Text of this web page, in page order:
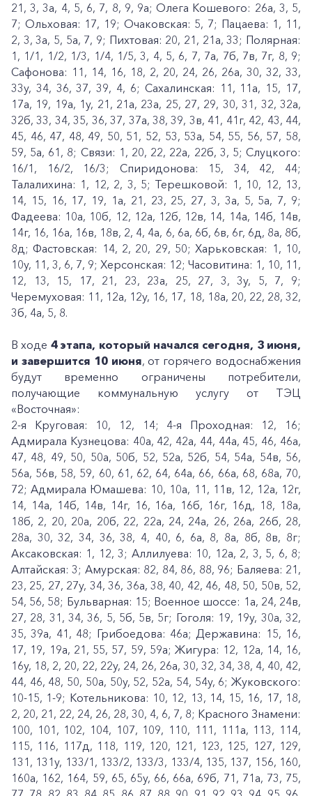
21, 3, 3а, 4, 5, 6, 7, 8, 9, 9а; Олега Кошевого: 26а, 3, 5,
7; Ольховая: 17, 19; Очаковская: 5, 7; Пацаева: 1, 11,
2, 3, 3а, 5, 5а, 7, 9; Пихтовая: 20, 21, 21а, 33; Полярная:
1, 1/1, 1/2, 1/3, 1/4, 1/5, 3, 4, 5, 6, 7, 7а, 7б, 7в, 7г, 8, 9;
Сафонова: 11, 14, 16, 18, 2, 20, 24, 26, 26а, 30, 32, 33,
33у, 34, 36, 37, 39, 4, 6; Сахалинская: 11, 11а, 15, 17,
17а, 19, 19а, 1у, 21, 21а, 23а, 25, 27, 29, 30, 31, 32, 32а,
32б, 33, 34, 35, 36, 37, 37а, 38, 39, 3в, 41, 41г, 42, 43, 44,
45, 46, 47, 48, 49, 50, 51, 52, 53, 53а, 54, 55, 56, 57, 58,
59, 5а, 61, 8; Связи: 1, 20, 22, 22а, 22б, 3, 5; Слуцкого:
16/1, 16/2, 16/3; Спиридонова: 15, 34, 42, 44;
Талалихина: 1, 12, 2, 3, 5; Терешковой: 1, 10, 12, 13,
14, 15, 16, 17, 19, 1а, 21, 23, 25, 27, 3, 3а, 5, 5а, 7, 9;
Фадеева: 10а, 10б, 12, 12а, 12б, 12в, 14, 14а, 14б, 14в,
14г, 16, 16а, 16в, 18в, 2, 4, 4а, 6, 6а, 6б, 6в, 6г, 6д, 8а, 8б,
8д; Фастовская: 14, 2, 20, 29, 50; Харьковская: 1, 10,
10у, 11, 3, 6, 7, 9; Херсонская: 12; Часовитина: 1, 10, 11,
12, 13, 15, 17, 21, 23, 23а, 25, 27, 3, 3у, 5, 7, 9;
Черемуховая: 11, 12а, 12у, 16, 17, 18, 18а, 20, 22, 28, 32,
3б, 4а, 5, 8.
В ходе 4 этапа, который начался сегодня, 3 июня,
и завершится 10 июня, от горячего водоснабжения
будут временно ограничены потребители,
получающие коммунальную услугу от ТЭЦ
«Восточная»:
2-я Круговая: 10, 12, 14; 4-я Проходная: 12, 16;
Адмирала Кузнецова: 40а, 42, 42а, 44, 44а, 45, 46, 46а,
47, 48, 49, 50, 50а, 50б, 52, 52а, 52б, 54, 54а, 54в, 56,
56а, 56в, 58, 59, 60, 61, 62, 64, 64а, 66, 66а, 68, 68а, 70,
72; Адмирала Юмашева: 10, 10а, 11, 11в, 12, 12а, 12г,
14, 14а, 14б, 14в, 14г, 16, 16а, 16б, 16г, 16д, 18, 18а,
18б, 2, 20, 20а, 20б, 22, 22а, 24, 24а, 26, 26а, 26б, 28,
28а, 30, 32, 34, 36, 38, 4, 40, 6, 6а, 8, 8а, 8б, 8в, 8г;
Аксаковская: 1, 12, 3; Аллилуева: 10, 12а, 2, 3, 5, 6, 8;
Алтайская: 3; Амурская: 82, 84, 86, 88, 96; Баляева: 21,
23, 25, 27, 27у, 34, 36, 36а, 38, 40, 42, 46, 48, 50, 50в, 52,
54, 56, 58; Бульварная: 15; Военное шоссе: 1а, 24, 24в,
27, 28, 31, 34, 36, 5, 5б, 5в, 5г; Гоголя: 19, 19у, 30а, 32,
35, 39а, 41, 48; Грибоедова: 46а; Державина: 15, 16,
17, 19, 19а, 21, 55, 57, 59, 59а; Жигура: 12, 12а, 14, 16,
16у, 18, 2, 20, 22, 22у, 24, 26, 26а, 30, 32, 34, 38, 4, 40, 42,
44, 46, 48, 50, 50а, 50у, 52, 52а, 54, 54у, 6; Жуковского:
10-15, 1-9; Котельникова: 10, 12, 13, 14, 15, 16, 17, 18,
2, 20, 21, 22, 24, 26, 28, 30, 4, 6, 7, 8; Красного Знамени:
100, 101, 102, 104, 107, 109, 110, 111, 111а, 113, 114,
115, 116, 117д, 118, 119, 120, 121, 123, 125, 127, 129,
131, 131у, 133/1, 133/2, 133/3, 133/4, 135, 137, 156, 160,
160а, 162, 164, 59, 65, 65у, 66, 66а, 69б, 71, 71а, 73, 75,